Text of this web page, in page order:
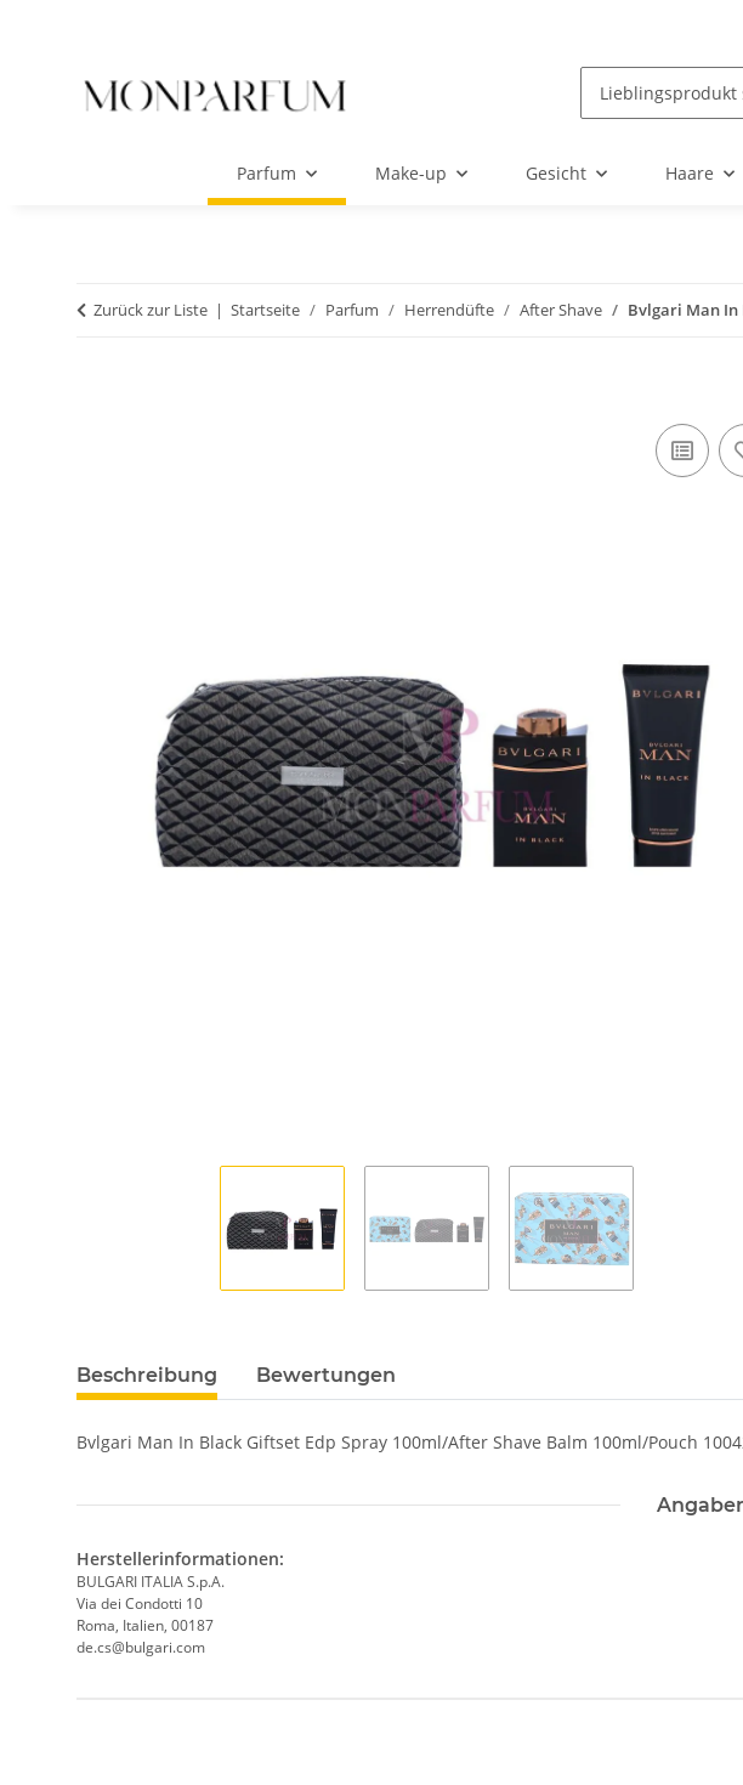
Parfum Make-up Gesicht Haare
Zurück zur Liste Startseite Parfum Herrendüfte After Shave Bvlgari Man In
Beschreibung Bewertungen
Bvlgari Man In Black Giftset Edp Spray 100ml/After Shave Balm 100ml/Pouch
Herstellerinformationen:
BULGARI ITALIA S.p.A.
Via dei Condotti 10
Roma, Italien, 00187
de.cs@bulgari.com